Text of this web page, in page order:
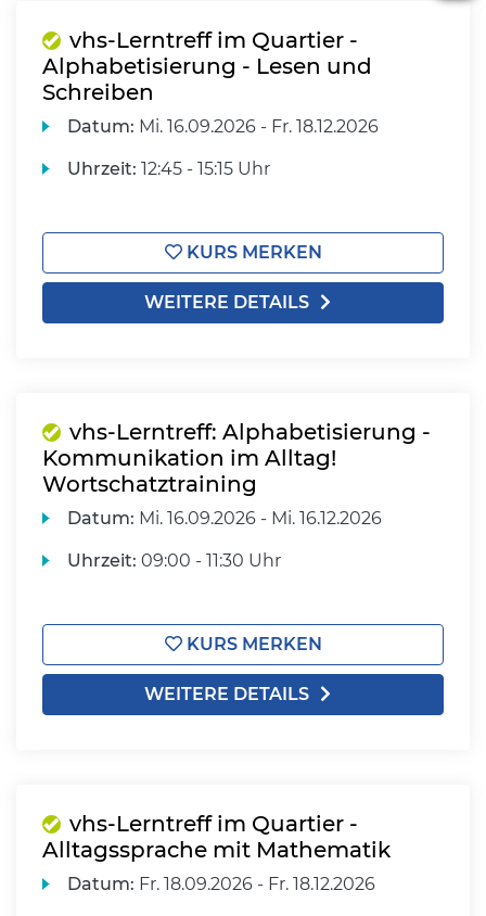
vhs-Lerntreff im Quartier -
Alphabetisierung - Lesen und
Schreiben
Datum: Mi. 16.09.2026 - Fr. 18.12.2026
Uhrzeit: 12:45 - 15:15 Uhr
KURS MERKEN
WEITERE DETAILS
vhs-Lerntreff: Alphabetisierung -
Kommunikation im Alltag!
Wortschatztraining
Datum: Mi. 16.09.2026 - Mi. 16.12.2026
Uhrzeit: 09:00 - 11:30 Uhr
KURS MERKEN
WEITERE DETAILS
vhs-Lerntreff im Quartier -
Alltagssprache mit Mathematik
Datum: Fr. 18.09.2026 - Fr. 18.12.2026